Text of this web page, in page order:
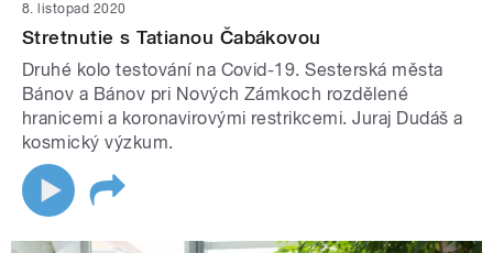
8. listopad 2020
Stretnutie s Tatianou Čabákovou
Druhé kolo testování na Covid-19. Sesterská města
Bánov a Bánov pri Nových Zámkoch rozdělené
hranicemi a koronavirovými restrikcemi. Juraj Dudáš a
kosmický výzkum.